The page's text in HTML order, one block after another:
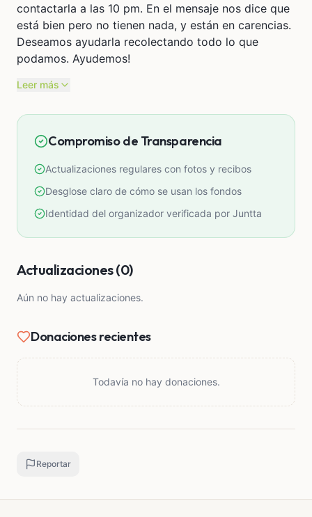
contactarla a las 10 pm. En el mensaje nos dice que
está bien pero no tienen nada, y están en carencias.
Deseamos ayudarla recolectando todo lo que
podamos. Ayudemos!
Leer más
Compromiso de Transparencia
Actualizaciones regulares con fotos y recibos
Desglose claro de cómo se usan los fondos
Identidad del organizador verificada por Juntta
Actualizaciones (0)
Aún no hay actualizaciones.
Donaciones recientes
Todavía no hay donaciones.
Reportar